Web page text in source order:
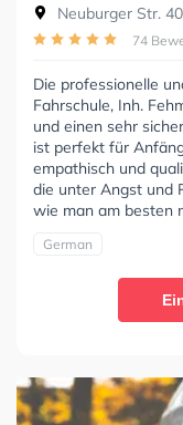
Neuburger Str.
74
Die professionelle
Fahrschule, Inh.
und einen sehr
ist perfekt für
empathisch und
die unter Angst und
wie man am besten
German